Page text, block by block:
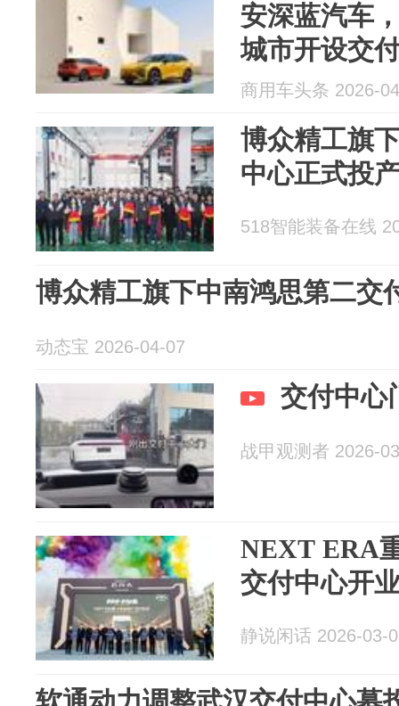
安深蓝汽车
城市开设交
商用车头条 2026-
博众精工旗
中心正式投
518智能装备在线
博众精工旗下中南鸿思第二交
动态宝 2026-04-07
交付中心
战甲观测者 2026-
NEXT ERA
交付中心开
静说闲话 2026-03-